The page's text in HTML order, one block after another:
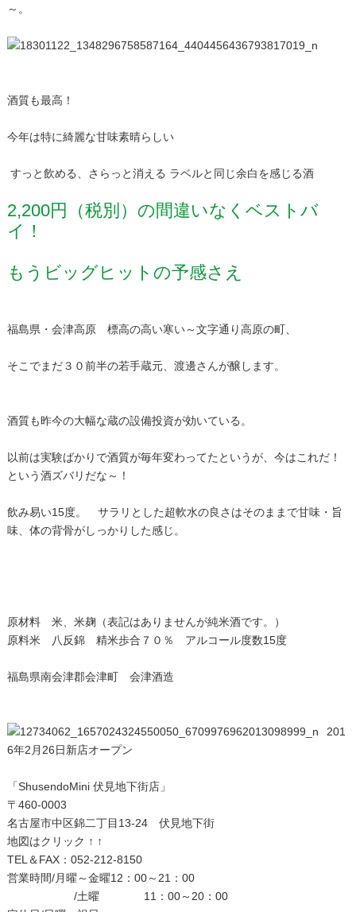
～。
酒質も最高！
今年は特に綺麗な甘味素晴らしい
すっと飲める、さらっと消える ラベルと同じ余白を感じる酒
2,200円（税別）の間違いなくベストバ
イ！
もうビッグヒットの予感さえ
福島県・会津高原 標高の高い寒い～文字通り高原の町、
そこでまだ３０前半の若手蔵元、渡邊さんが醸します。
酒質も昨今の大幅な蔵の設備投資が効いている。
以前は実験ばかりで酒質が毎年変わってたというが、今はこれだ！
という酒ズバリだな～！
飲み易い15度。 サラリとした超軟水の良さはそのままで甘味・旨
味、体の背骨がしっかりした感じ。
原材料 米、米麹（表記はありませんが純米酒です。）
原料米 八反錦 精米歩合７０％ アルコール度数15度
福島県南会津郡会津町 会津酒造
201
6年2月26日新店オープン
「ShusendoMini 伏見地下街店」
〒460-0003
名古屋市中区錦二丁目13-24 伏見地下街
地図はクリック ↑ ↑
TEL＆FAX：052-212-8150
営業時間/月曜～金曜12：00～21：00
/土曜 11：00～20：00